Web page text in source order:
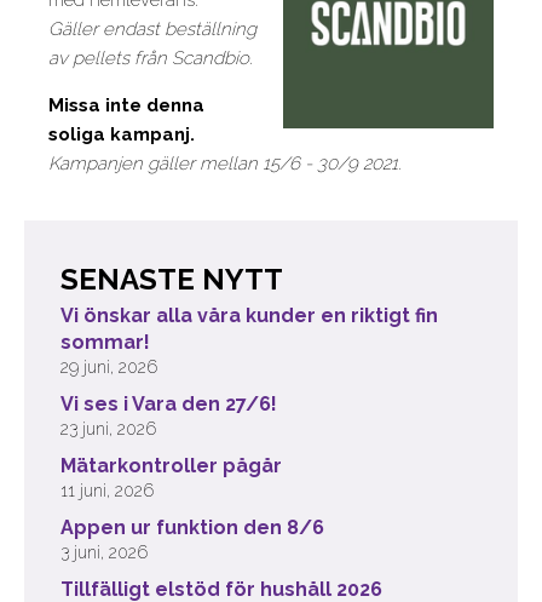
Gäller endast beställning
av pellets från Scandbio.
Missa inte denna
soliga kampanj.
Kampanjen gäller mellan 15/6 - 30/9 2021.
SENASTE NYTT
Vi önskar alla våra kunder en riktigt fin
sommar!
29 juni, 2026
Vi ses i Vara den 27/6!
23 juni, 2026
Mätarkontroller pågår
11 juni, 2026
Appen ur funktion den 8/6
3 juni, 2026
Tillfälligt elstöd för hushåll 2026